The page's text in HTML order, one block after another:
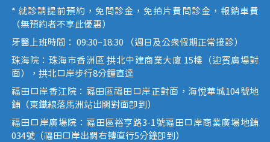
* 就診請提前預約，免問診金，免拍片費問診金，報銷車費
（無預約者不享此優惠）
牙醫上班時間： 09:30~18:30 （週日及公眾假期正常接診）
珠海院：珠海市香洲區 拱北中建商業大廈 15樓（迎賓廣場對
面），拱北口岸步行8分鐘直達
福田口岸香江院：福田區福田口岸正對面，海悅華城104號地
鋪（東鐵線落馬洲站出關對面即到）
福田口岸廣場院：福田區裕亨路3-1號福田口岸商業廣場地鋪
034號（福田口岸出關右轉直行5分鐘即到）